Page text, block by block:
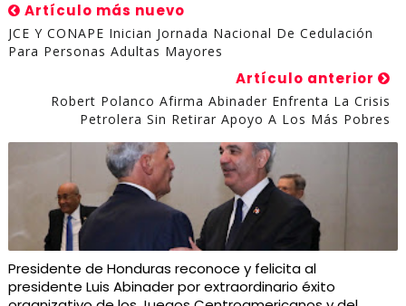
Artículo más nuevo
JCE Y CONAPE Inician Jornada Nacional De Cedulación
Para Personas Adultas Mayores
Artículo anterior
Robert Polanco Afirma Abinader Enfrenta La Crisis
Petrolera Sin Retirar Apoyo A Los Más Pobres
Presidente de Honduras reconoce y felicita al
presidente Luis Abinader por extraordinario éxito